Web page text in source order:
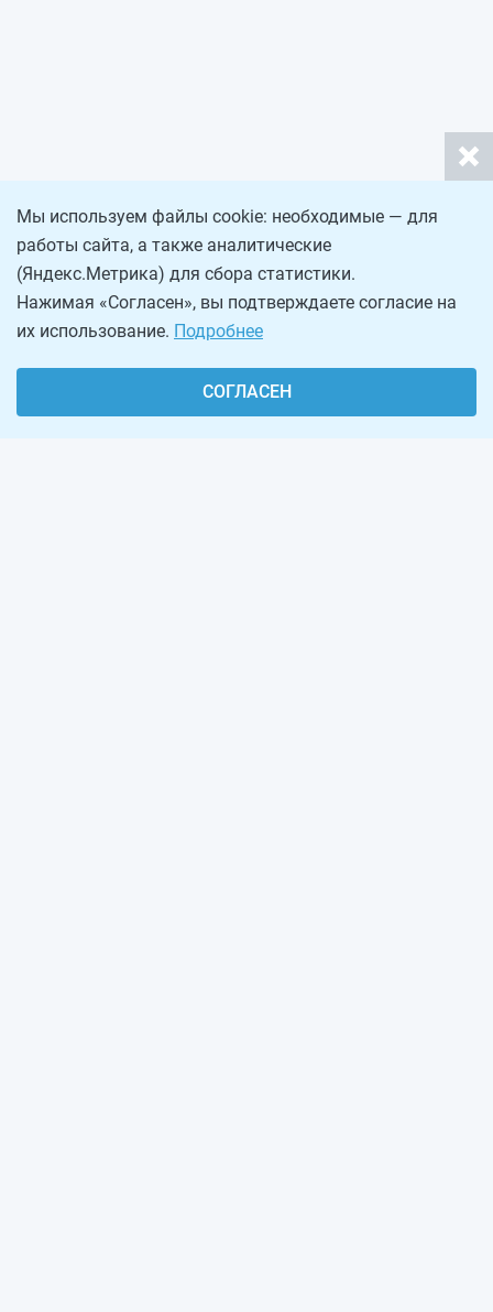
Мы используем файлы cookie: необходимые — для
работы сайта, а также аналитические
(Яндекс.Метрика) для сбора статистики.
Нажимая «Согласен», вы подтверждаете согласие на
их использование. Подробнее
СОГЛАСЕН